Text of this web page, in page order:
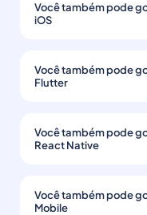
Você também pode
iOS
Você também pode
Flutter
Você também pode
React Native
Você também pode
Mobile